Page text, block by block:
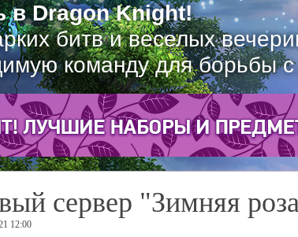
в Dragon Knight!
битв и веселых
команду для борьбы
сервер "Зимняя
12:00